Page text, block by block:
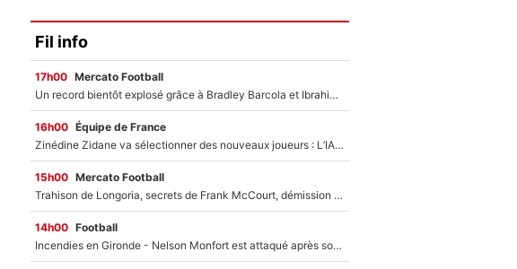
Fil info
17h00 Mercato Football
Un record bientôt explosé grâce à Bradley Barcola et Ibrahim Mbaye : Le PSG sur le point de réaliser un mercato historique ?
16h00 Équipe de France
Zinédine Zidane va sélectionner des nouveaux joueurs : L’IA dévoile les 5 cracks qui pourraient rapidement le rejoindre en équipe de France !
15h00 Mercato Football
Trahison de Longoria, secrets de Frank McCourt, démission de Roberto De Zerbi : Medhi Benatia se lâche sur son départ de l'OM et fait d'importantes révélations
14h00 Football
Incendies en Gironde - Nelson Monfort est attaqué après son dérapage sur CNews : «Et lui, il prend combien pour parler dans un studio climatisé?»